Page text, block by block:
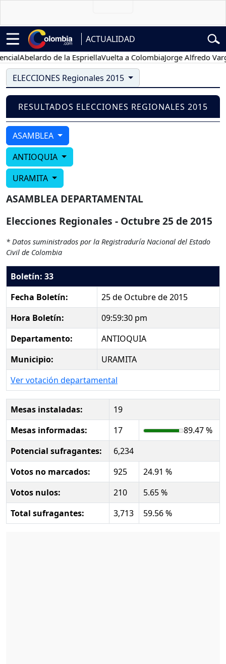
ACTUALIDAD
Abelardo de la EspriellaVuelta a ColombiaJorge Alfredo
ELECCIONES Regionales 2015
RESULTADOS ELECCIONES REGIONALES 2015
ASAMBLEA
ANTIOQUIA
URAMITA
ASAMBLEA DEPARTAMENTAL
Elecciones Regionales - Octubre 25 de 2015
* Datos suministrados por la Registraduría Nacional del Estado
Civil de Colombia
Boletín: 33
Fecha Boletín:
25 de Octubre de 2015
Hora Boletín:
09:59:30 pm
Departamento:
ANTIOQUIA
Municipio:
URAMITA
Ver votación departamental
Mesas instaladas:
19
Mesas informadas:
17
89.47 %
Potencial sufragantes:
6,234
Votos no marcados:
925
24.91 %
Votos nulos:
210
5.65 %
Total sufragantes:
3,713 59.56 %